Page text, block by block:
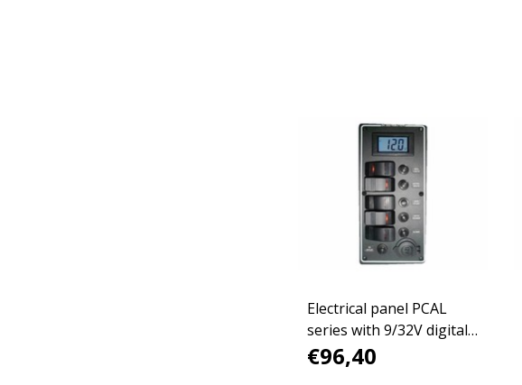
Electrical panel PCAL
series with 9/32V digital
voltmeter
€96,40